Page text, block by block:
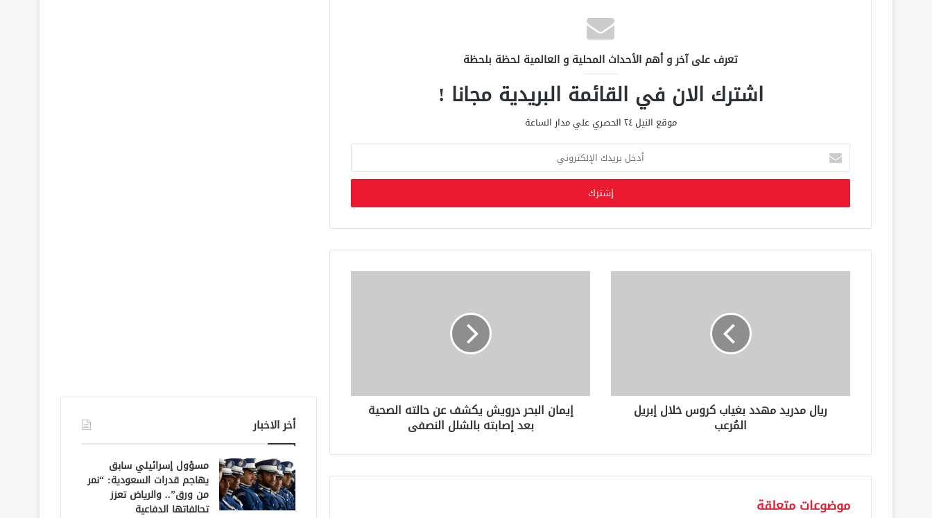
تعرف على آخر و أهم الأحداث المحلية و العالمية لحظة بلحظة
اشترك الان في القائمة البريدية مجانا !
موقع النيل ٢٤ الحصري علي مدار الساعة
خ
ب
د
ك
ن
ريال مدريد مهدد بغياب كروس خلال إبريل
المُرعب
إيمان البحر درويش يكشف عن حالته الصحية
بعد إصابته بالشلل النصفى
موضوعات متعلقة
أخر الاخبار
مسؤول إسرائيلي سابق
يهاجم قدرات السعودية: “نمر
من ورق”.. والرياض تعزز
تحالفاتها الدفاعية